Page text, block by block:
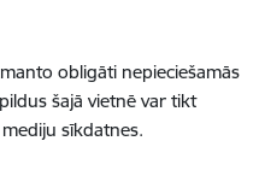
obligāti nepieciešamās
šajā vietnē var tikt
sīkdatnes.